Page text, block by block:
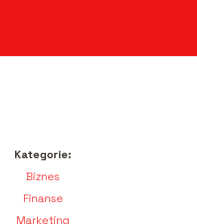
Kategorie:
Biznes
Finanse
Marketing